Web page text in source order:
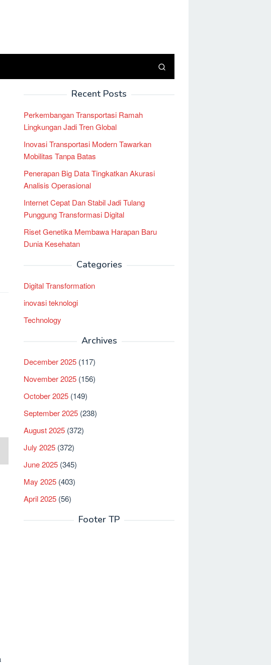
Recent Posts
Perkembangan Transportasi Ramah
Lingkungan Jadi Tren Global
Inovasi Transportasi Modern Tawarkan
Mobilitas Tanpa Batas
Penerapan Big Data Tingkatkan Akurasi
Analisis Operasional
Internet Cepat Dan Stabil Jadi Tulang
Punggung Transformasi Digital
Riset Genetika Membawa Harapan Baru
Dunia Kesehatan
Categories
Digital Transformation
inovasi teknologi
Technology
Archives
December 2025 (117)
November 2025 (156)
October 2025 (149)
September 2025 (238)
August 2025 (372)
July 2025 (372)
June 2025 (345)
May 2025 (403)
April 2025 (56)
Footer TP